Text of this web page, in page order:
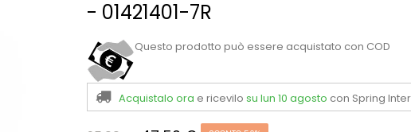
- 01421401-7R
Questo prodotto può essere acquistato con COD
Acquistalo ora e ricevilo su lun 10 agosto con Spring